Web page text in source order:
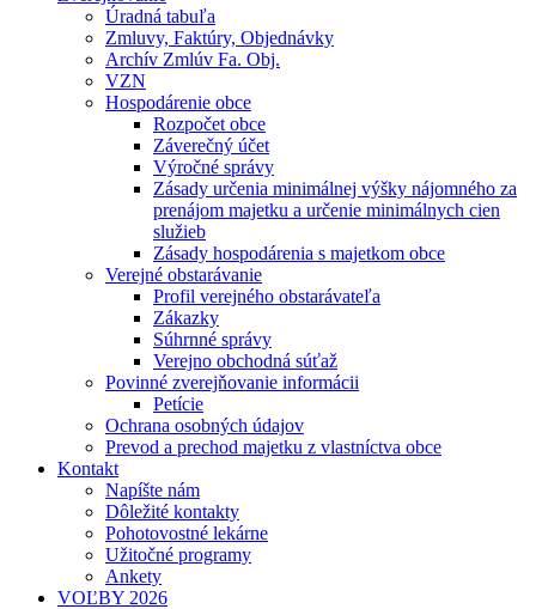
Úradná tabuľa
Zmluvy, Faktúry, Objednávky
Archív Zmlúv Fa. Obj.
VZN
Hospodárenie obce
Rozpočet obce
Záverečný účet
Výročné správy
Zásady určenia minimálnej výšky nájomného za
prenájom majetku a určenie minimálnych cien
služieb
Zásady hospodárenia s majetkom obce
Verejné obstarávanie
Profil verejného obstarávateľa
Zákazky
Súhrnné správy
Verejno obchodná súťaž
Povinné zverejňovanie informácii
Petície
Ochrana osobných údajov
Prevod a prechod majetku z vlastníctva obce
Kontakt
Napíšte nám
Dôležité kontakty
Pohotovostné lekárne
Užitočné programy
Ankety
VOĽBY 2026